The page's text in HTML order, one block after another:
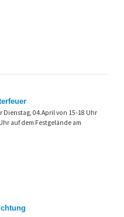
04.April von 15-18 Uhr
auf dem Festgelände am